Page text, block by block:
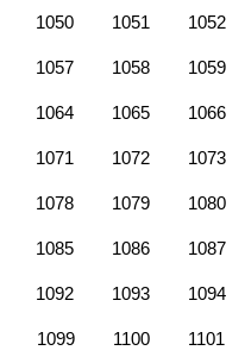
1050 1051 1052
1057 1058 1059
1064 1065 1066
1071 1072 1073
1078 1079 1080
1085 1086 1087
1092 1093 1094
1099 1100 1101